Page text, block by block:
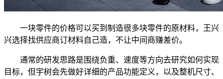
一块零件的价格可以买到制造很多块零件的原材料，王兴
兴选择找供应商订材料自己造，不让中间商赚差价。
通常的研发思路是围绕负重、速度等方向去研究如何实现
目标，但宇树会先做好详细的产品功能定义，以及整机尺寸、